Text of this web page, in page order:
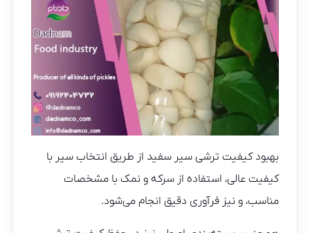
بهبود کیفیت ترشی سیر سفید از طریق انتخاب سیر با
کیفیت عالی، استفاده از سرکه و نمک با مشخصات
مناسب، و نیز فرآوری دقیق انجام می‌شود.